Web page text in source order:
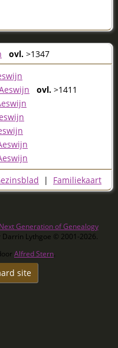
ovl. >1347
ovl. >1411
| Familiekaart
Generation of Genealogy
Darrin Lythgoe © 2001-2026.
Alfred Stern.
site